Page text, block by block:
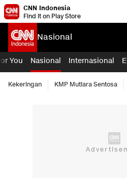
CNN Indonesia
Find it on Play Store
Nasional
You Nasional Internasional
Kekeringan KMP Mutiara Sentosa